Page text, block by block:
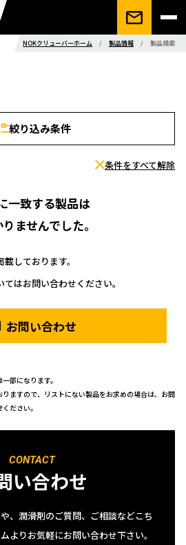
NOKクリューバーホーム / 製品情報 / 製品検索
絞り込み条件
条件をすべて解除
一致する製品は
ませんでした。
しております。
はお問い合わせください。
お問い合わせ
部になります。
ますので、リストにない製品をお求めの場合は、お問
ださい。
CONTACT
い合わせ
、潤滑剤のご質問、ご相談などこち
よりお気軽にお問い合わせ下さい。